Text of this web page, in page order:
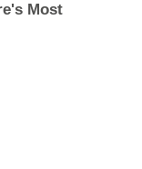
Most